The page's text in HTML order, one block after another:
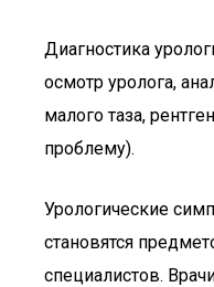
Диагностика
осмотр уролога,
малого таза,
проблему).
Урологические
становятся
специалистов.